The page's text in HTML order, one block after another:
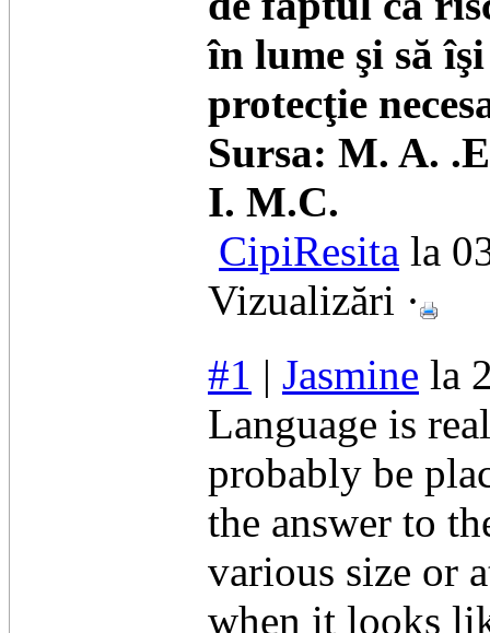
în lume şi să
protecţie
Sursa: M. A.
I. M.C.
CipiResita la
Vizualizări ·
#1 | Jasmine la
Language is
probably be
the answer to
various size or
when it looks